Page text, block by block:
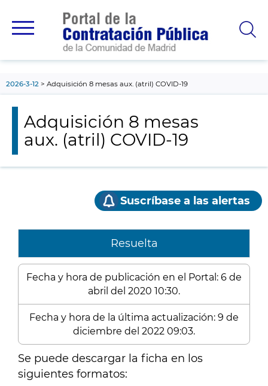
principal
2026-3-12 Adquisición 8 mesas aux. (atril) COVID-19
Adquisición 8 mesas
aux. (atril) COVID-19
Suscríbase a las alertas
Resuelta
Fecha y hora de publicación en el Portal: 6 de
abril del 2020 10:30.
Fecha y hora de la última actualización: 9 de
diciembre del 2022 09:03.
Se puede descargar la ficha en los
siguientes formatos: